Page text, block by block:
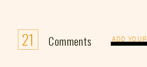
21 Comments ADD